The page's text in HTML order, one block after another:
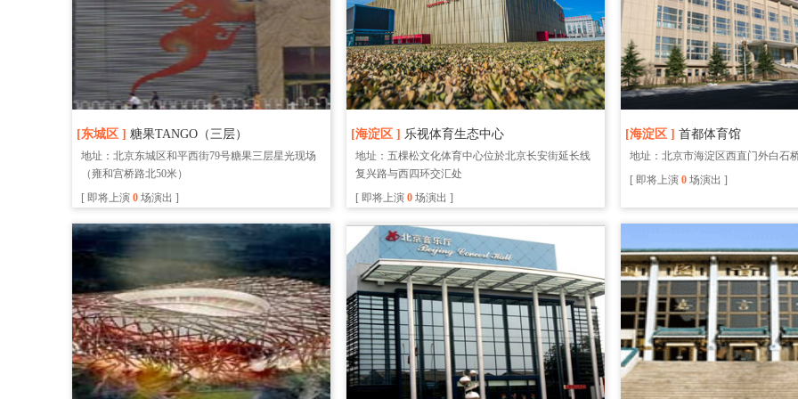
[东城区 ] 糖果TANGO（三层）
地址：北京东城区和平西街79号糖果三层星光现场
（雍和宫桥路北50米）
[ 即将上演 0 场演出 ]
[海淀区 ] 乐视体育生态中心
地址：五棵松文化体育中心位於北京长安街延长线
复兴路与西四环交汇处
[ 即将上演 0 场演出 ]
[海淀区 ] 首都体育馆
地址：北京市海淀区西直门外白石
[ 即将上演 0 场演出 ]